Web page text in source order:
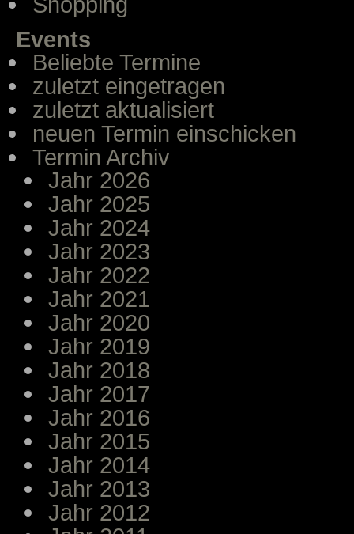
Events
Beliebte Termine
zuletzt eingetragen
zuletzt aktualisiert
neuen Termin einschicken
Termin Archiv
Jahr 2026
Jahr 2025
Jahr 2024
Jahr 2023
Jahr 2022
Jahr 2021
Jahr 2020
Jahr 2019
Jahr 2018
Jahr 2017
Jahr 2016
Jahr 2015
Jahr 2014
Jahr 2013
Jahr 2012